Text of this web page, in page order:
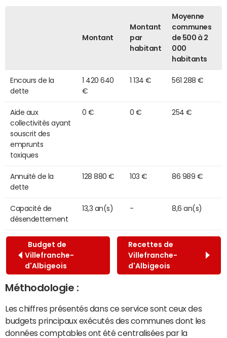
Montant
Montant
par
habitant
Moyenne
communes
de 500 à 2
000
habitants
Encours de la
dette
1 420 640
€
1 134 € 561 288 €
Aide aux
collectivités ayant
souscrit des
emprunts
toxiques
0 € 0 € 254 €
Annuité de la
dette
128 880 € 103 € 86 989 €
Capacité de
désendettement
13,3 an(s) - 8,6 an(s)
Budget de
Villefranche-
d'Albigeois
Recettes de
Villefranche-
d'Albigeois
Méthodologie :
Les chiffres présentés dans ce service sont ceux des
budgets principaux exécutés des communes dont les
données comptables ont été centralisées par la